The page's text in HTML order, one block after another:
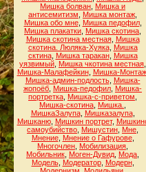
Мишка болван Мишка и
антисемитизм
Мишка монтаж
Мишка обо мне, Мишка педофил,
Мишка плакатки Мишка скотина
Мишка скотина местная, Мишка
скотина. Люляка-Хуяка, Мишка
сктина, Мишка таракан, Мишка
уязвимый Мишка чкотина местная
Мишка-Малафейкин, Мишка-Монтаж
Мишка-админ-подлость, Мишка-
жопоёб Мишка-педофил Мишка-
портретка Мишка-с-приветом
Мишка-скотина Мишка.
МишкаЗалупа, Мишказалупа,
Мишканю, Мишкин портрет,
самоубийство Мишустин Мне
Мнение, Мнение о Гафурове,
Многочлен Мобилизация
Мобильник Моген-Дувид Мода
Модель, Модератор, Модерн,